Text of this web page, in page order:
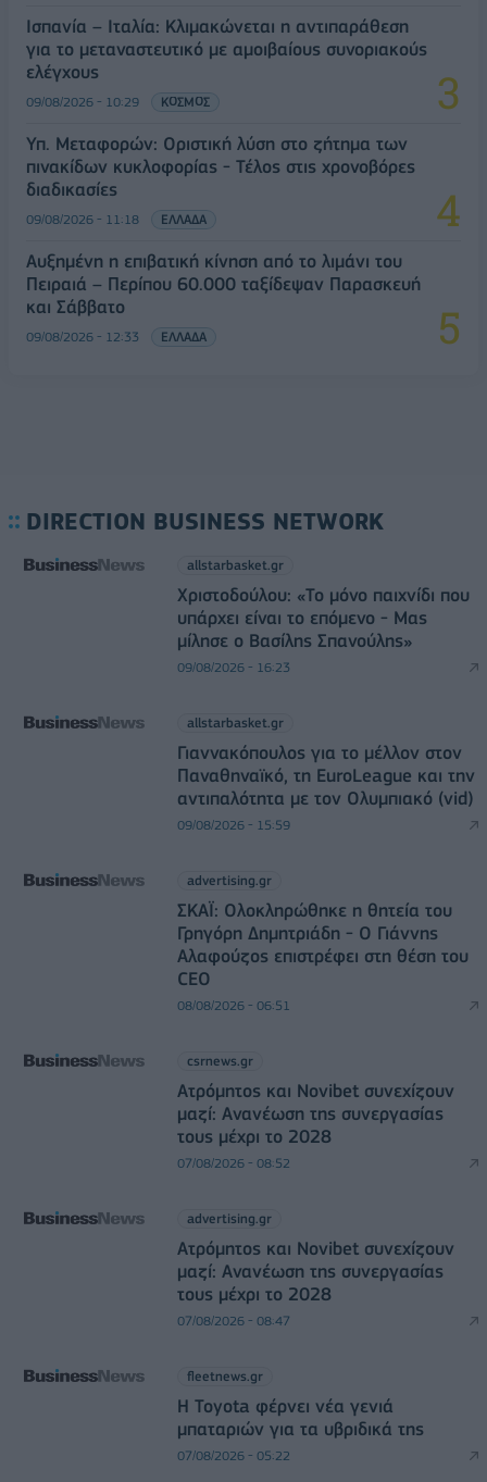
Ισπανία – Ιταλία: Κλιμακώνεται η αντιπαράθεση
για το μεταναστευτικό με αμοιβαίους συνοριακούς
ελέγχους
09/08/2026 - 10:29 ΚΟΣΜΟΣ
Υπ. Μεταφορών: Οριστική λύση στο ζήτημα των
πινακίδων κυκλοφορίας - Τέλος στις χρονοβόρες
διαδικασίες
09/08/2026 - 11:18 ΕΛΛΑΔΑ
Αυξημένη η επιβατική κίνηση από το λιμάνι του
Πειραιά – Περίπου 60.000 ταξίδεψαν Παρασκευή
και Σάββατο
09/08/2026 - 12:33 ΕΛΛΑΔΑ
DIRECTION BUSINESS NETWORK
allstarbasket.gr
Χριστοδούλου: «Το μόνο παιχνίδι που
υπάρχει είναι το επόμενο - Μας
μίλησε ο Βασίλης Σπανούλης»
09/08/2026 - 16:23
allstarbasket.gr
Γιαννακόπουλος για το μέλλον στον
Παναθηναϊκό, τη EuroLeague και την
αντιπαλότητα με τον Ολυμπιακό (vid)
09/08/2026 - 15:59
advertising.gr
ΣΚΑΪ: Ολοκληρώθηκε η θητεία του
Γρηγόρη Δημητριάδη - Ο Γιάννης
Αλαφούζος επιστρέφει στη θέση του
CEO
08/08/2026 - 06:51
csrnews.gr
Ατρόμητος και Novibet συνεχίζουν
μαζί: Ανανέωση της συνεργασίας
τους μέχρι το 2028
07/08/2026 - 08:52
advertising.gr
Ατρόμητος και Novibet συνεχίζουν
μαζί: Ανανέωση της συνεργασίας
τους μέχρι το 2028
07/08/2026 - 08:47
fleetnews.gr
Η Toyota φέρνει νέα γενιά
μπαταριών για τα υβριδικά της
07/08/2026 - 05:22